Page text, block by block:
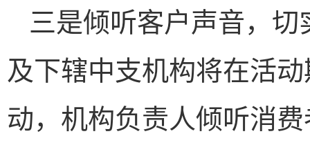
三是倾听客户声音，
及下辖中支机构将在活
动，机构负责人倾听消